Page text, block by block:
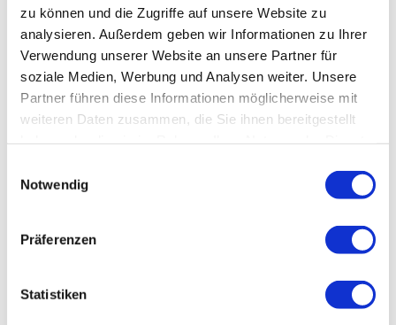
zu können und die Zugriffe auf unsere Website zu
analysieren. Außerdem geben wir Informationen zu Ihrer
Verwendung unserer Website an unsere Partner für
soziale Medien, Werbung und Analysen weiter. Unsere
Partner führen diese Informationen möglicherweise mit
weiteren Daten zusammen, die Sie ihnen bereitgestellt
Notwendig
Präferenzen
Statistiken